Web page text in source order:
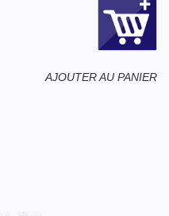
AJOUTER AU PANIER